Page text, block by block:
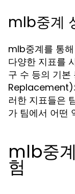
mlb중계
mlb중계를 통
다양한 지표를
구 수 등의 기
Replacement)
러한 지표들은
가 팀에서 어떤
mlb중
험